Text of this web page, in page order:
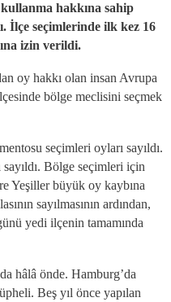
hakkına sahip
İlçe seçimlerinde ilk kez 16
izin verildi.
oy hakkı olan insan Avrupa
bölge meclisini seçmek
seçimleri oyları sayıldı.
Bölge seçimleri için
Yeşiller büyük oy kaybına
sayılmasının ardından,
yedi ilçenin tamamında
hâlâ önde. Hamburg’da
Beş yıl önce yapılan